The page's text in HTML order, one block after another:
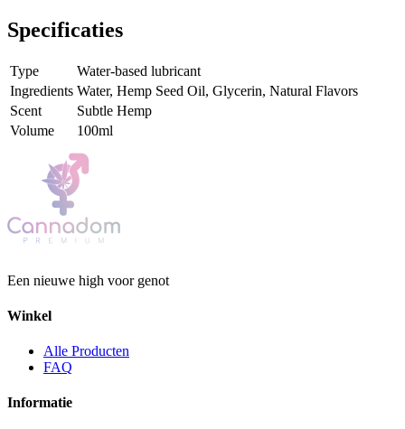
Specificaties
Type
Water-based lubricant
Ingredients Water, Hemp Seed Oil, Glycerin, Natural Flavors
Scent
Subtle Hemp
Volume
100ml
Een nieuwe high voor genot
Winkel
Alle Producten
FAQ
Informatie